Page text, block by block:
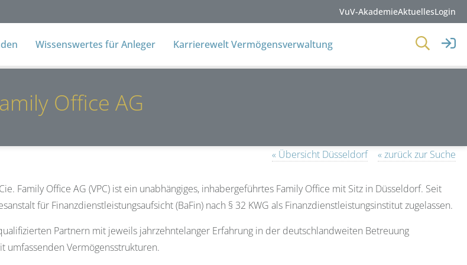
VuV-AkademieAktuellesLogin
Wissenswertes für Anleger Karrierewelt Vermögensverwaltung
Office AG
« Übersicht Düsseldorf « zurück zur Suche
Family Office AG (VPC) ist ein unabhängiges, inhabergeführtes Family Office mit Sitz in Düsseldorf. Seit
für Finanzdienstleistungsaufsicht (BaFin) nach § 32 KWG als Finanzdienstleistungsinstitut zugelassen.
Partnern mit jeweils jahrzehntelanger Erfahrung in der deutschlandweiten Betreuung
umfassenden Vermögensstrukturen.